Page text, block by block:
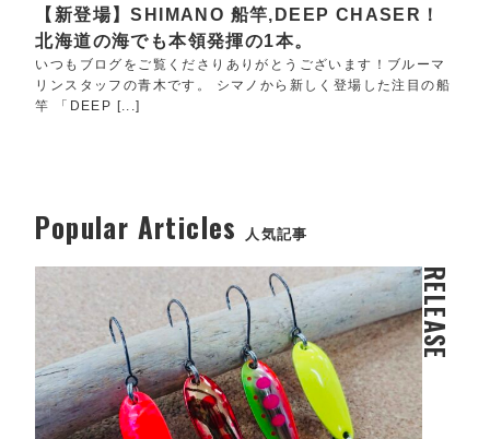
【新登場】SHIMANO 船竿,DEEP CHASER！
北海道の海でも本領発揮の1本。
いつもブログをご覧くださりありがとうございます！ブルーマ
リンスタッフの青木です。 シマノから新しく登場した注目の船
竿 「DEEP [...]
Popular Articles 人気記事
RELEASE